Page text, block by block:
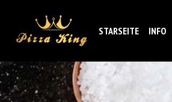
STARSEITE INFO